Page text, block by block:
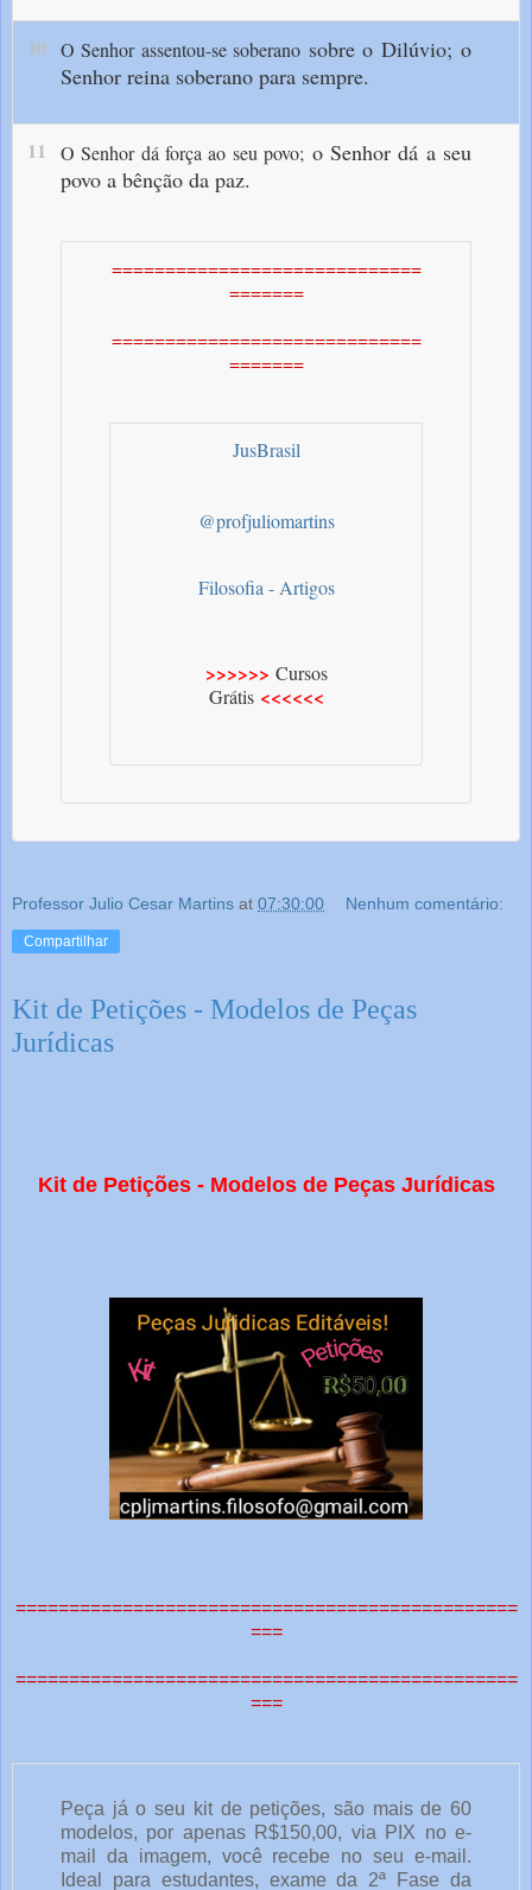
10 O Senhor assentou-se soberano sobre o Dilúvio;o
Senhor reina soberano para sempre.
11 O Senhor dá força ao seu povo; o Senhor dá a seu
povo a bênção da paz.
=============================
=======
=============================
=======
JusBrasil
@profjuliomartins
Filosofia - Artigos
>>>>>> Cursos
Grátis <<<<<<
Professor Julio Cesar Martins at 07:30:00 Nenhum comentário:
Compartilhar
Kit de Petições - Modelos de Peças
Jurídicas
Kit de Petições - Modelos de Peças Jurídicas
===============================================
===
===============================================
===
Peça já o seu kit de petições, são mais de 60
modelos, por apenas R$150,00, via PIX no e-
mail da imagem, você recebe no seu e-mail.
Ideal para estudantes, exame da 2ª Fase da